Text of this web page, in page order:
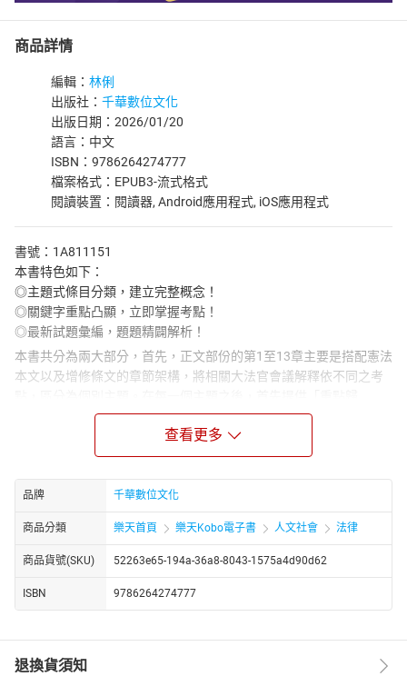
商品詳情
編輯： 林俐
出版社： 千華數位文化
出版日期：2026/01/20
語言：中文
ISBN：9786264274777
檔案格式：EPUB3-流式格式
閱讀裝置：閱讀器, Android應用程式, iOS應用程式
書號：1A811151
本書特色如下：
◎主題式條目分類，建立完整概念！
◎關鍵字重點凸顯，立即掌握考點！
◎最新試題彙編，題題精闢解析！
本書共分為兩大部分，首先，正文部份的第1至13章主要是搭配憲法
本文以及增修條文的章節架構，將相關大法官會議解釋依不同之考
納」。由於各個主題往往牽涉到許多則大法官會議解釋，因此在重
點歸納之後特別標示出字號出處。
在重點歸納之後，也就是本書的「重點表格」的部分。在表格的左
上角是「解釋字號」與「解釋日期」，其後則是有關於「解釋爭
點」的介紹。在表格的右上角則是該解釋文「違憲與否」的標示。
之後，則針對「解釋文」逐項標示重點（部分解釋文另附有「解釋
理由書」）。並針對部分特別困難的解釋文，另外提供「考點突
破」單元，以收融會貫通之效。
在各主題的重點表格之後，則匯集了重要的「歷屆試題觀摩」，將
相關考題依難易度先後呈現，以協助應試者驗收學習成果。同時針
第14章則為憲法訴訟法施行後，憲法訴訟裁判之重點節錄與試題觀
查看更多
品牌 千華數位文化
商品分類 樂天首頁 樂天Kobo電子書 人文社會 法律
商品貨號(SKU) 52263e65-194a-36a8-8043-1575a4d90d62
ISBN 9786264274777
退換貨須知